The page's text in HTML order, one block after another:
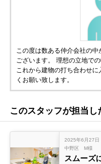
この度は数ある仲介会社の
ございます。 理想の立地で
これから建物の打ち合わせ
くお願い致します。
このスタッフが担当
2025年6月27日
中野区 M様
スムーズ